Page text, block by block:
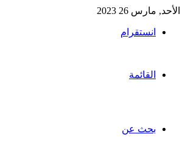
الأحد, مارس 26 2023
انستقرام
القائمة
بحث عن